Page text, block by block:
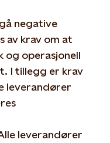
negative
av krav om at
og operasjonell
I tillegg er krav
leverandører
leverandører